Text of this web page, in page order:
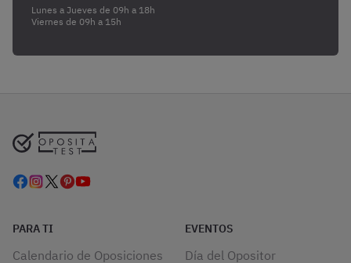
Lunes a Jueves de 09h a 18h
Viernes de 09h a 15h